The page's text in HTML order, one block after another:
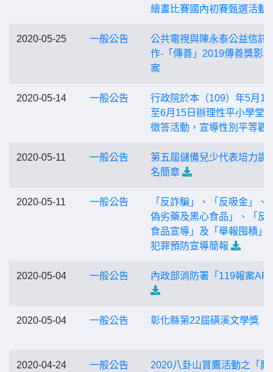
繪畫比賽國內初賽甄選活動
2020-05-25 一般公告
公共電視與陳永泰公益信託
作-「傳善」2019傳善獎影
案
2020-05-14 一般公告
行政院於本（109）年5月15
至6月15日辦理性平小學堂
徵答活動，宣導性別平等觀
2020-05-11 一般公告
第五屆儲備兒少代表培力課
名簡章
2020-05-11 一般公告
「反詐騙」、「反吸金」、
偽劣藥及黑心食品」、「反
食品宣導」及「舉報囤積」
犯罪預防宣導簡報
2020-05-04 一般公告 內政部消防署「119報案
2020-05-04 一般公告 彰化縣第22屆磺溪文學獎
2020-04-24 一般公告
2020八卦山賞鷹活動之「鷹